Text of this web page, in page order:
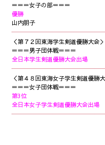
＝＝＝女子の部＝＝＝
優勝
山内朋子
＜第７２回東海学生剣道優勝大会＞
＝＝＝男子団体戦＝＝＝
全日本学生剣道優勝大会出場
＜第４８回東海女子学生剣道優勝
＝＝＝女子団体戦＝＝＝
第3位
全日本女子学生剣道優勝大会出場